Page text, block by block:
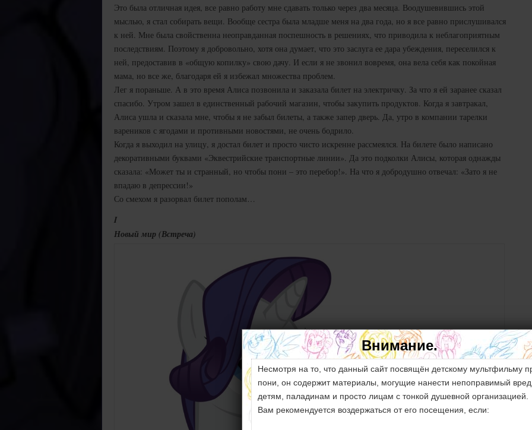
Это была отличная идея, все равно работу мне сдавать только через два месяца. Воодушевившись этой
мыслью, я стал собирать вещи. Вообще сестра была младше меня на два года, но я все равно прислушивался
к ней. Мне была свойственна неоправданная поспешность в решениях, что приводила к неблагоприятным
последствиям. Поэтому я добровольно, хотя она думает, что это заслуга ее дара убеждения, переселился к
ней, предоставив в «общую копилку» свою дачу. И если я не звонил вовремя, она вела себя как покойная
мама, но все же, благодаря ей я избежал множества проблем.
Лег я пораньше. А в это время Алиса позвонила и заказала билет на электричку. За что я ей заранее сказал
спасибо. Утром зашел в единственный рабочий магазин, чтобы закупить продуктов. Когда я завтракал,
Алиса ушла и сказала мне, чтобы я не забыл билеты, а также запер дверь. Да, утро в компании тарелки
вареников с ягодами и противными новостями, не очень бодрило.
Когда я выходил на улицу, я достал билет и просто чисто искренне рассмеялся. На билете было написано
декоративными буквами «Эквестрийские транспортные линии». Да это подколки Алисы, которая однажды
сказала: «Может ты и странный, но чтобы пони – это перебор!». На что я добродушно отвечал: «Зато я не
впадаю в депрессии!»
Со смехом я разорвал билет пополам…
I
Новый мир (Встреча)
Внимание.
Несмотря на то, что данный сайт посвящён детскому мультфильму
пони, он содержит материалы, могущие нанести непоправимый вред
детям, паладинам и просто лицам с тонкой душевной организацией.
Вам рекомендуется воздержаться от его посещения, если: